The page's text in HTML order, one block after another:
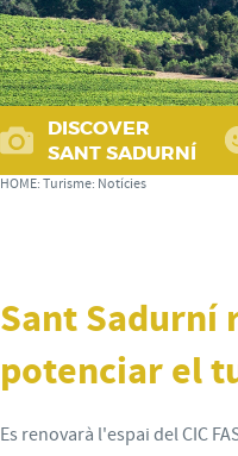
DISCOVER
SANT SADURNÍ
HOME: Turisme: Notícies
Sant Sadurní
potenciar el
Es renovarà l'espai del CIC